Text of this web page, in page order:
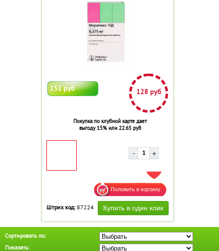
151 руб 128 руб
Покупка по клубной карте дает
выгоду 15% или 22.65 руб
ДОБАВИТЬ В ИЗБРАННОЕ
Штрих код: 87224
Сортировать по:
Показать: